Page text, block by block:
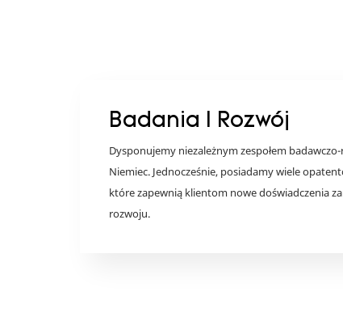
Badania I Rozwój
Dysponujemy niezależnym zespołem
Niemiec. Jednocześnie, posiadamy wiele
które zapewnią klientom nowe doświadczenia
rozwoju.